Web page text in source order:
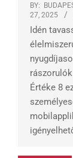
BY:
27, 2025
Idén
Értéke 8